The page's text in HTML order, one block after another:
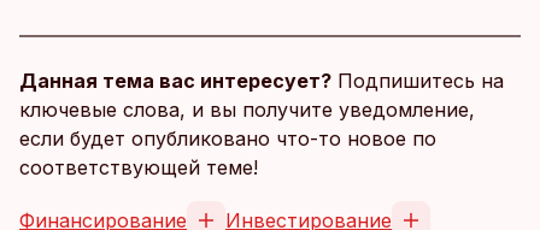
Данная тема вас интересует? Подпишитесь на
ключевые слова, и вы получите уведомление,
если будет опубликовано что-то новое по
соответствующей теме!
Финансирование
Инвестирование